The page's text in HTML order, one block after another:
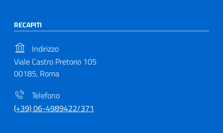
RECAPITI
Indirizzo
Viale Castro Pretorio 105
00185, Roma
Telefono
(+39) 06-4989422/371